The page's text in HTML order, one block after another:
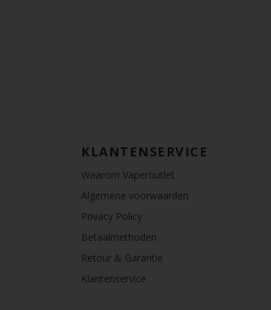
KLANTENSERVICE
Waarom Vaperoutlet
Algemene voorwaarden
Privacy Policy
Betaalmethoden
Retour & Garantie
Klantenservice